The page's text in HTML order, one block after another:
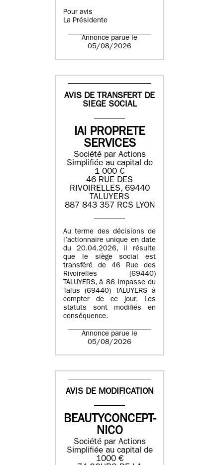
Pour avis
La Présidente
Annonce parue le
05/08/2026
AVIS DE TRANSFERT DE
SIEGE SOCIAL
IAI PROPRETE
SERVICES
Société par Actions
Simplifiée au capital de
1 000 €
46 RUE DES
RIVOIRELLES, 69440
TALUYERS
887 843 357 RCS LYON
Au terme des décisions de
l’actionnaire unique en date
du 20.04.2026, il résulte
que le siège social est
transféré de 46 Rue des
Rivoirelles (69440)
TALUYERS, à 86 Impasse du
Talus (69440) TALUYERS à
compter de ce jour. Les
statuts sont modifiés en
conséquence.
Annonce parue le
05/08/2026
AVIS DE MODIFICATION
BEAUTYCONCEPT-
NICO
Société par Actions
Simplifiée au capital de
1000 €